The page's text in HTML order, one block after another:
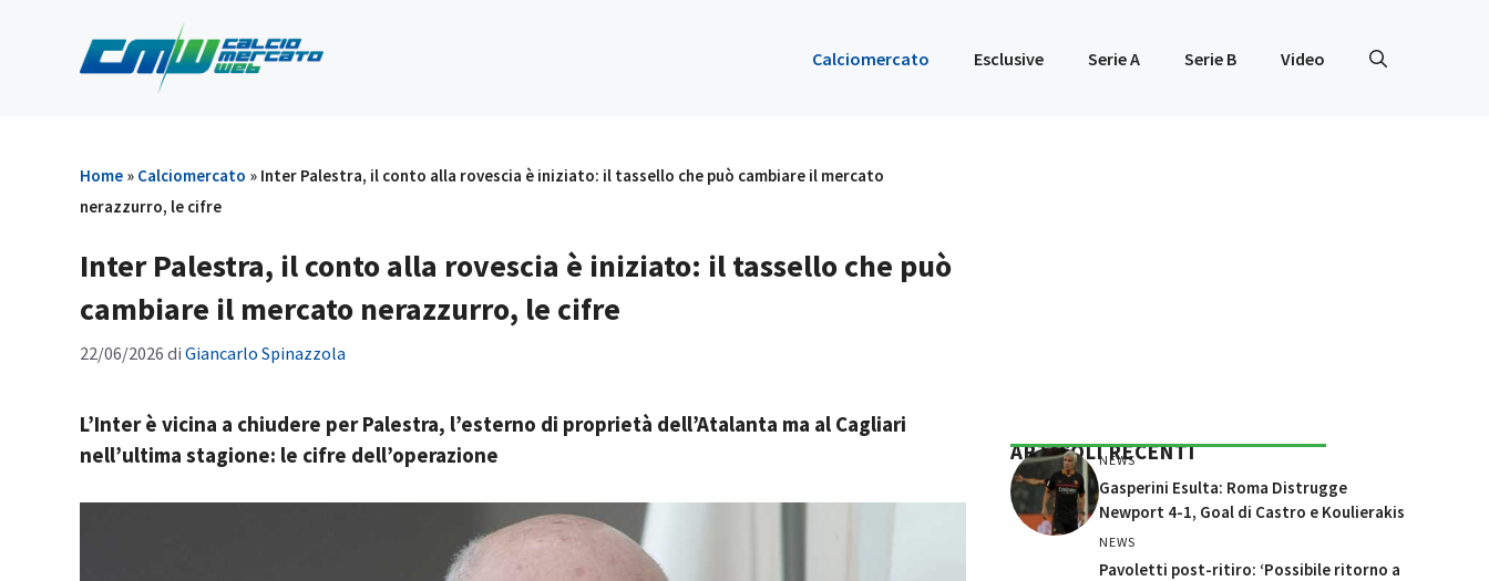
contenuto
Calciomercato Esclusive Serie A Serie B Video
Home » Calciomercato » Inter Palestra, il conto alla rovescia è iniziato: il tassello che può cambiare il mercato
nerazzurro, le cifre
Inter Palestra, il conto alla rovescia è iniziato: il tassello che può
cambiare il mercato nerazzurro, le cifre
22/06/2026 di Giancarlo Spinazzola
L’Inter è vicina a chiudere per Palestra, l’esterno di proprietà dell’Atalanta ma al Cagliari
nell’ultima stagione: le cifre dell’operazione
ARTICOLI RECENTI
NEWS
Gasperini Esulta: Roma Distrugge
Newport 4-1, Goal di Castro e Koulierakis
NEWS
Pavoletti post-ritiro: ‘Possibile ritorno a